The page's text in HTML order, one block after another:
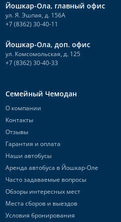
Йошкар-Ола, главный офис
ул. Я. Эшпая, д. 156А
+7 (8362) 30-40-11
Йошкар-Ола, доп. офис
ул. Комсомольская, д. 125
+7 (8362) 30-40-33
Семейный Чемодан
О компании
Контакты
Отзывы
Гарантия и оплата
Наши автобусы
Аренда автобуса в Йошкар-Оле
Часто задаваемые вопросы
Обзоры интересных мест
Места сборов и выездов
Условия бронирования